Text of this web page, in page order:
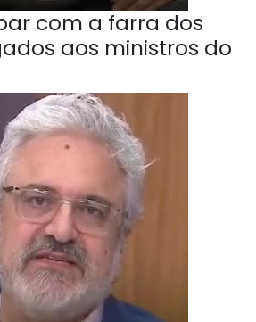
com a farra dos
aos ministros do